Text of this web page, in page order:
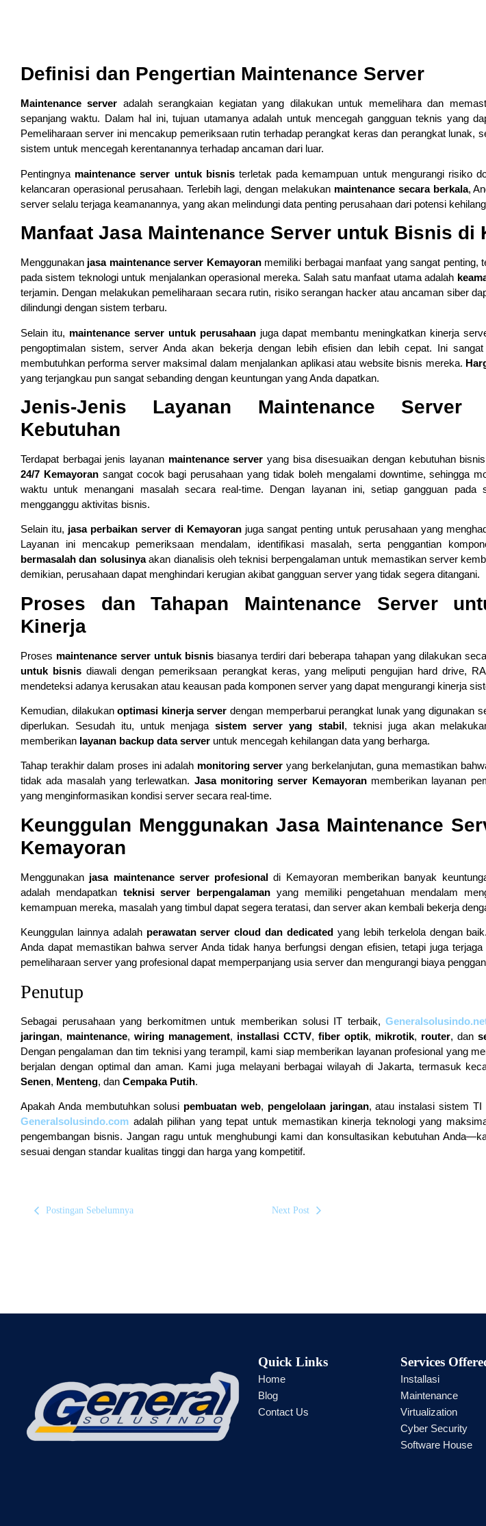
Definisi dan Pengertian Maintenance Server
Maintenance server adalah serangkaian kegiatan yang dilakukan untuk memelihara dan
sepanjang waktu. Dalam hal ini, tujuan utamanya adalah untuk mencegah gangguan teknis yang
Pemeliharaan server ini mencakup pemeriksaan rutin terhadap perangkat keras dan perangkat lunak,
sistem untuk mencegah kerentanannya terhadap ancaman dari luar.
Pentingnya maintenance server untuk bisnisterletak pada kemampuan untuk mengurangi risiko
kelancaran operasional perusahaan. Terlebih lagi, dengan melakukan maintenance secara berkala,
server selalu terjaga keamanannya, yang akan melindungi data penting perusahaan dari potensi
Manfaat Jasa Maintenance Server untuk Bisnis di
Menggunakan jasa maintenance server Kemayoranmemiliki berbagai manfaat yang sangat penting,
pada sistem teknologi untuk menjalankan operasional mereka. Salah satu manfaat utama adalah
terjamin. Dengan melakukan pemeliharaan secara rutin, risiko serangan hacker atau ancaman siber
dilindungi dengan sistem terbaru.
Selain itu, maintenance server untuk perusahaanjuga dapat membantu meningkatkan kinerja
pengoptimalan sistem, server Anda akan bekerja dengan lebih efisien dan lebih cepat. Ini
membutuhkan performa server maksimal dalam menjalankan aplikasi atau website bisnis mereka.
yang terjangkau pun sangat sebanding dengan keuntungan yang Anda dapatkan.
Jenis-Jenis Layanan Maintenance Server
Kebutuhan
Terdapat berbagai jenis layanan maintenance server yang bisa disesuaikan dengan kebutuhan
24/7 Kemayoransangat cocok bagi perusahaan yang tidak boleh mengalami downtime, sehingga
waktu untuk menangani masalah secara real-time. Dengan layanan ini, setiap gangguan pada
mengganggu aktivitas bisnis.
Selain itu, jasa perbaikan server di Kemayoran juga sangat penting untuk perusahaan yang
Layanan ini mencakup pemeriksaan mendalam, identifikasi masalah, serta penggantian
bermasalah dan solusinyaakan dianalisis oleh teknisi berpengalaman untuk memastikan server
demikian, perusahaan dapat menghindari kerugian akibat gangguan server yang tidak segera ditangani.
Proses dan Tahapan Maintenance Server
Kinerja
Proses maintenance server untuk bisnis biasanya terdiri dari beberapa tahapan yang dilakukan
untuk bisnis diawali dengan pemeriksaan perangkat keras, yang meliputi pengujian hard drive,
mendeteksi adanya kerusakan atau keausan pada komponen server yang dapat mengurangi kinerja
Kemudian, dilakukanoptimasi kinerja server dengan memperbarui perangkat lunak yang digunakan
diperlukan. Sesudah itu, untuk menjagasistem server yang stabil, teknisi juga akan
memberikan layanan backup data server untuk mencegah kehilangan data yang berharga.
Tahap terakhir dalam proses ini adalah monitoring server yang berkelanjutan, guna memastikan
tidak ada masalah yang terlewatkan. Jasa monitoring server Kemayoranmemberikan layanan
yang menginformasikan kondisi server secara real-time.
Keunggulan Menggunakan Jasa Maintenance
Kemayoran
Menggunakan jasa maintenance server profesional di Kemayoran memberikan banyak
adalah mendapatkan teknisi server berpengalaman yang memiliki pengetahuan mendalam
kemampuan mereka, masalah yang timbul dapat segera teratasi, dan server akan kembali bekerja
Keunggulan lainnya adalah perawatan server cloud dan dedicated yang lebih terkelola dengan
Anda dapat memastikan bahwa server Anda tidak hanya berfungsi dengan efisien, tetapi juga
pemeliharaan server yang profesional dapat memperpanjang usia server dan mengurangi biaya
Penutup
Sebagai perusahaan yang berkomitmen untuk memberikan solusi IT terbaik,
jaringan, maintenance, wiring management, installasi CCTV, fiber optik, mikrotik, router, dan
Dengan pengalaman dan tim teknisi yang terampil, kami siap memberikan layanan profesional yang
berjalan dengan optimal dan aman. Kami juga melayani berbagai wilayah di Jakarta, termasuk
Senen, Menteng, dan Cempaka Putih.
Apakah Anda membutuhkan solusi pembuatan web, pengelolaan jaringan, atau instalasi sistem TI
Generalsolusindo.com adalah pilihan yang tepat untuk memastikan kinerja teknologi yang
pengembangan bisnis. Jangan ragu untuk menghubungi kami dan konsultasikan kebutuhan
sesuai dengan standar kualitas tinggi dan harga yang kompetitif.
Postingan Sebelumnya Next Post
Quick Links
Home
Blog
Contact Us
Services
Installasi
Maintenance
Virtualization
Cyber Security
Software House